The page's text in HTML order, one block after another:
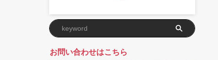
お問い合わせはこちら